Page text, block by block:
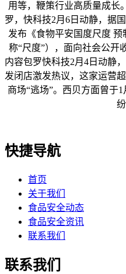
用等，鞭策行业高质量成长
罗，快科技2月6日动静，据
发布《食物平安国度尺度
称“尺度”），面向社会公开
内容包罗快科技2月4日动静
发闭店激发热议，这家运营
商场“逃场”。西贝方面曾于
纷
快捷导航
首页
关于我们
食品安全动态
食品安全资讯
联系我们
联系我们